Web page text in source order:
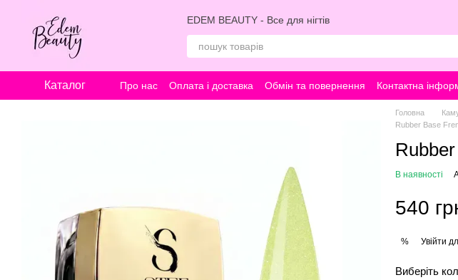
EDEM BEAUTY - Все для нігтів
Каталог Про нас Оплата і доставка Обмін та повернення Контактна
Головна
Rubber Base
В наявності
540
% Увійти
Виберіть